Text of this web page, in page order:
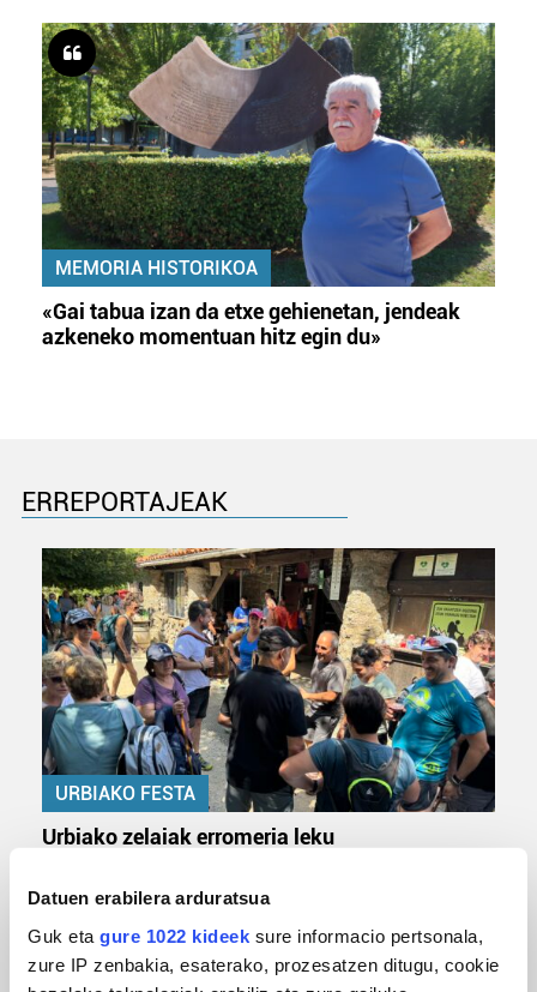
Datuen erabilera arduratsua
Guk eta gure 1022 kideek sure informacio pertsonala,
zure IP zenbakia, esaterako, prozesatzen ditugu, cookie
MEMORIA HISTORIKOA
«Gai tabua izan da etxe gehienetan, jendeak
azkeneko momentuan hitz egin du»
ERREPORTAJEAK
URBIAKO FESTA
Urbiako zelaiak erromeria leku